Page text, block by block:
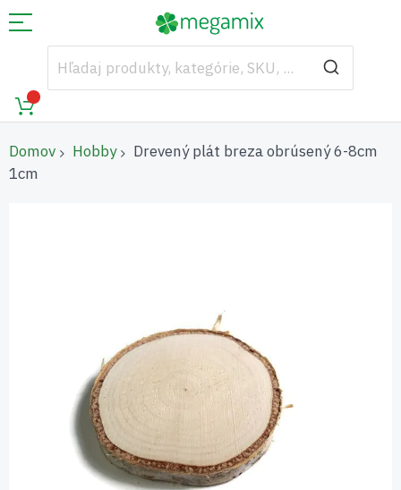
Domov Hobby
Drevený plát breza obrúsený 6-8cm
1cm